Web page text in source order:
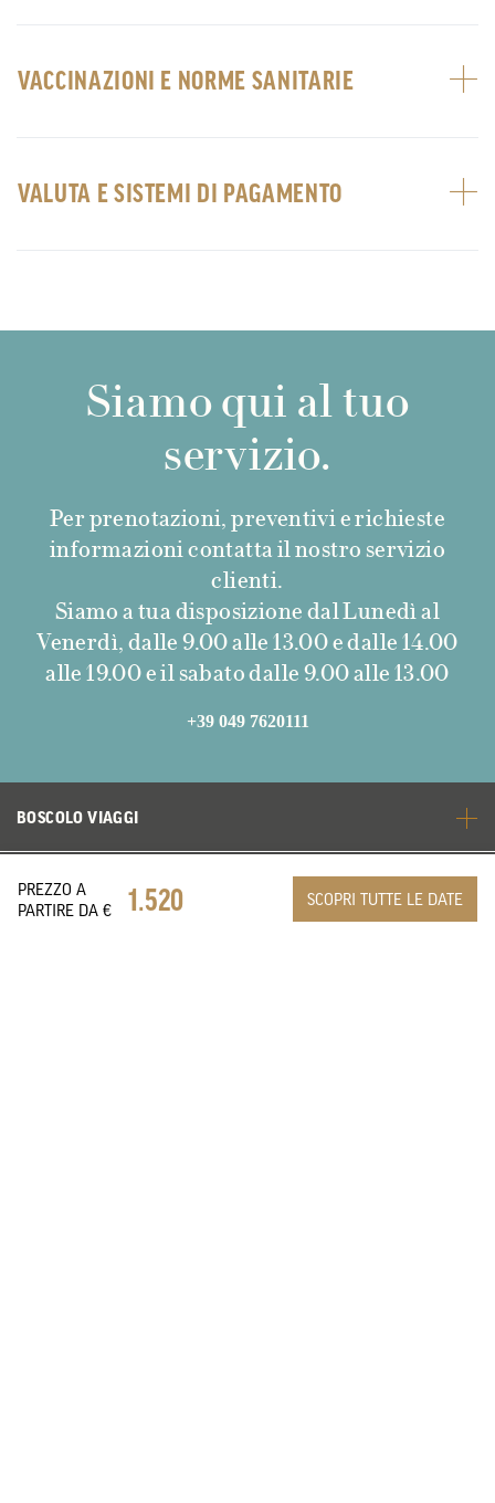
PREZZO A
PARTIRE DA €
1.520 SCOPRI TUTTE LE DATE
VACCINAZIONI E NORME SANITARIE
VALUTA E SISTEMI DI PAGAMENTO
Siamo qui al tuo
servizio.
Per prenotazioni, preventivi e richieste
informazioni contatta il nostro servizio
clienti.
Siamo a tua disposizione dal Lunedì al
Venerdì, dalle 9.00 alle 13.00 e dalle 14.00
alle 19.00 e il sabato dalle 9.00 alle 13.00
+39 049 7620111
BOSCOLO VIAGGI
TOP DESTINAZIONI